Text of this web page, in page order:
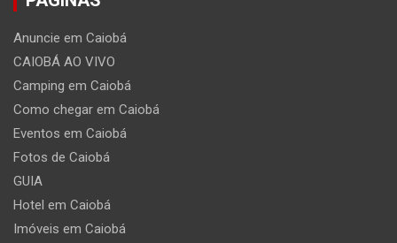
Anuncie em Caiobá
CAIOBÁ AO VIVO
Camping em Caiobá
Como chegar em Caiobá
Eventos em Caiobá
Fotos de Caiobá
GUIA
Hotel em Caiobá
Imóveis em Caiobá